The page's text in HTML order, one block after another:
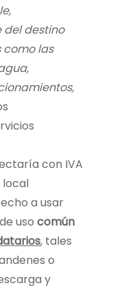
destino
como las
con IVA
local
a usar
uso común
, tales
o
y